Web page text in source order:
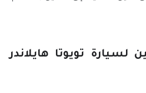
لسيارة تويوتا هايلاندر